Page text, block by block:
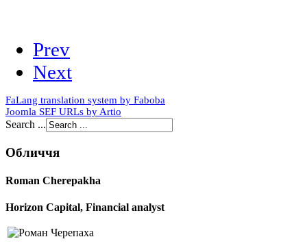
Prev
Next
FaLang translation system by Faboba
Joomla SEF URLs by Artio
Search ...
Обличчя
Roman Cherepakha
Horizon Capital, Financial analyst